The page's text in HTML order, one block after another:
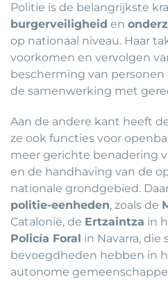
Politie is de belangrijkste
burgerveiligheid en
op nationaal niveau. Haar
voorkomen en vervolgen
bescherming van
de samenwerking met
Aan de andere kant heeft
ze ook functies voor
meer gerichte benadering
en de handhaving van de
nationale grondgebied.
politie-eenheden, zoals de
Catalonië, de Ertzaintza in
Policía Foral in Navarra, die
bevoegdheden hebben in
autonome